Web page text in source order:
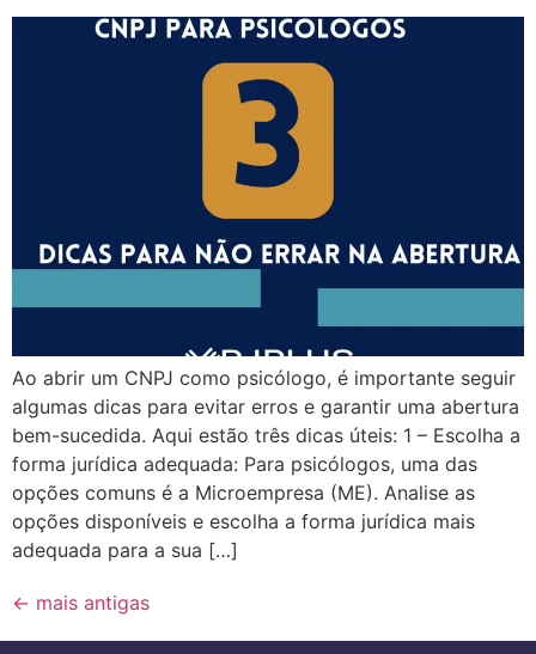
Ao abrir um CNPJ como psicólogo, é importante seguir
algumas dicas para evitar erros e garantir uma abertura
bem-sucedida. Aqui estão três dicas úteis: 1 – Escolha a
forma jurídica adequada: Para psicólogos, uma das
opções comuns é a Microempresa (ME). Analise as
opções disponíveis e escolha a forma jurídica mais
adequada para a sua […]
← mais antigas